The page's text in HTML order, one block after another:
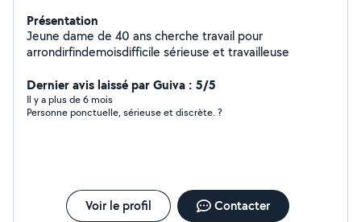
Présentation
Jeune dame de 40 ans cherche travail pour
arrondirfindemoisdifficile sérieuse et travailleuse
Dernier avis laissé par Guiva : 5/5
Il y a plus de 6 mois
Personne ponctuelle, sérieuse et discrète. ?
Voir le profil Contacter